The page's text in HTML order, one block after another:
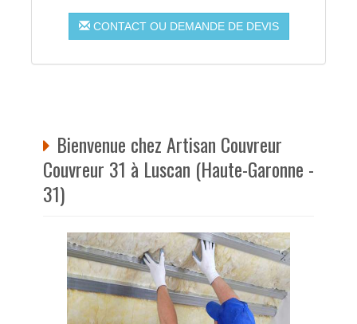
CONTACT OU DEMANDE DE DEVIS
Bienvenue chez Artisan Couvreur
Couvreur 31 à Luscan (Haute-Garonne -
31)